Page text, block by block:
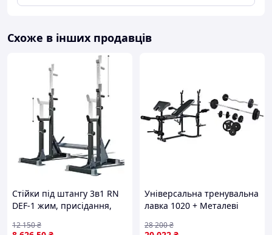
Схоже в інших продавців
Стійки під штангу 3в1 RN
DEF-1 жим, присідання,
12 150₴
Універсальна тренувальна
лавка 1020 + Металеві
грифи
28 200₴